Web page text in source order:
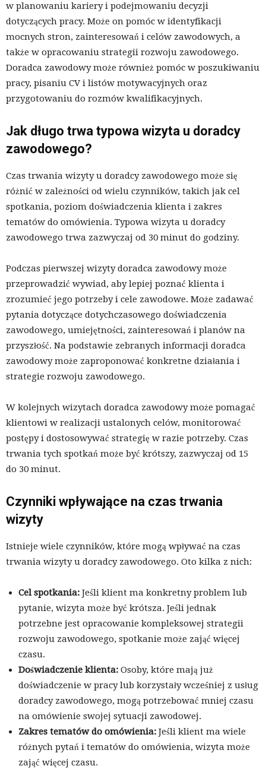
w planowaniu kariery i podejmowaniu decyzji
dotyczących pracy. Może on pomóc w identyfikacji
mocnych stron, zainteresowań i celów zawodowych, a
także w opracowaniu strategii rozwoju zawodowego.
Doradca zawodowy może również pomóc w poszukiwaniu
pracy, pisaniu CV i listów motywacyjnych oraz
przygotowaniu do rozmów kwalifikacyjnych.
Jak długo trwa typowa wizyta u doradcy
zawodowego?
Czas trwania wizyty u doradcy zawodowego może się
różnić w zależności od wielu czynników, takich jak cel
spotkania, poziom doświadczenia klienta i zakres
tematów do omówienia. Typowa wizyta u doradcy
zawodowego trwa zazwyczaj od 30 minut do godziny.
Podczas pierwszej wizyty doradca zawodowy może
przeprowadzić wywiad, aby lepiej poznać klienta i
zrozumieć jego potrzeby i cele zawodowe. Może zadawać
pytania dotyczące dotychczasowego doświadczenia
zawodowego, umiejętności, zainteresowań i planów na
przyszłość. Na podstawie zebranych informacji doradca
zawodowy może zaproponować konkretne działania i
strategie rozwoju zawodowego.
W kolejnych wizytach doradca zawodowy może pomagać
klientowi w realizacji ustalonych celów, monitorować
postępy i dostosowywać strategię w razie potrzeby. Czas
trwania tych spotkań może być krótszy, zazwyczaj od 15
do 30 minut.
Czynniki wpływające na czas trwania
wizyty
Istnieje wiele czynników, które mogą wpływać na czas
trwania wizyty u doradcy zawodowego. Oto kilka z nich:
Cel spotkania: Jeśli klient ma konkretny problem lub
pytanie, wizyta może być krótsza. Jeśli jednak
potrzebne jest opracowanie kompleksowej strategii
rozwoju zawodowego, spotkanie może zająć więcej
czasu.
Doświadczenie klienta: Osoby, które mają już
doświadczenie w pracy lub korzystały wcześniej z usług
doradcy zawodowego, mogą potrzebować mniej czasu
na omówienie swojej sytuacji zawodowej.
Zakres tematów do omówienia: Jeśli klient ma wiele
różnych pytań i tematów do omówienia, wizyta może
zająć więcej czasu.